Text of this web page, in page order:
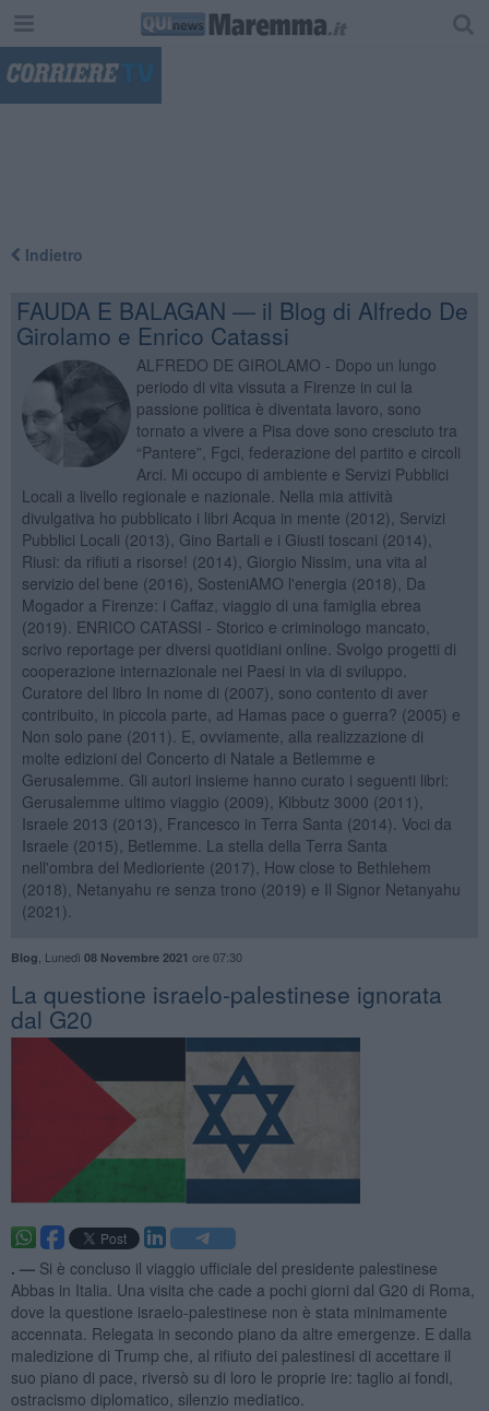
Indietro
FAUDA E BALAGAN — il Blog di Alfredo De
Girolamo e Enrico Catassi
ALFREDO DE GIROLAMO - Dopo un lungo
periodo di vita vissuta a Firenze in cui la
passione politica è diventata lavoro, sono
tornato a vivere a Pisa dove sono cresciuto tra
“Pantere”, Fgci, federazione del partito e circoli
Arci. Mi occupo di ambiente e Servizi Pubblici
Locali a livello regionale e nazionale. Nella mia attività
divulgativa ho pubblicato i libri Acqua in mente (2012), Servizi
Pubblici Locali (2013), Gino Bartali e i Giusti toscani (2014),
Riusi: da rifiuti a risorse! (2014), Giorgio Nissim, una vita al
servizio del bene (2016), SosteniAMO l'energia (2018), Da
Mogador a Firenze: i Caffaz, viaggio di una famiglia ebrea
(2019). ENRICO CATASSI - Storico e criminologo mancato,
scrivo reportage per diversi quotidiani online. Svolgo progetti di
cooperazione internazionale nei Paesi in via di sviluppo.
Curatore del libro In nome di (2007), sono contento di aver
contribuito, in piccola parte, ad Hamas pace o guerra? (2005) e
Non solo pane (2011). E, ovviamente, alla realizzazione di
molte edizioni del Concerto di Natale a Betlemme e
Gerusalemme. Gli autori insieme hanno curato i seguenti libri:
Gerusalemme ultimo viaggio (2009), Kibbutz 3000 (2011),
Israele 2013 (2013), Francesco in Terra Santa (2014). Voci da
Israele (2015), Betlemme. La stella della Terra Santa
nell'ombra del Medioriente (2017), How close to Bethlehem
(2018), Netanyahu re senza trono (2019) e Il Signor Netanyahu
(2021).
Blog Lunedì 08 Novembre 2021 ore 07:30
La questione israelo-palestinese ignorata
dal G20
. — Si è concluso il viaggio ufficiale del presidente palestinese
Abbas in Italia. Una visita che cade a pochi giorni dal G20 di Roma,
dove la questione israelo-palestinese non è stata minimamente
accennata. Relegata in secondo piano da altre emergenze. E dalla
maledizione di Trump che, al rifiuto dei palestinesi di accettare il
suo piano di pace, riversò su di loro le proprie ire: taglio ai fondi,
ostracismo diplomatico, silenzio mediatico.